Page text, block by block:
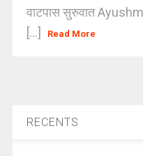
वाटपास सुरुवात
[...]
Read More
RECENTS